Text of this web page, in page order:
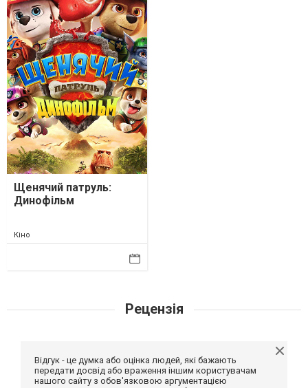
Щенячий патруль:
Динофільм
Кіно
Рецензія
Відгук - це думка або оцінка людей, які бажають
передати досвід або враження іншим користувачам
нашого сайту з обов'язковою аргументацією